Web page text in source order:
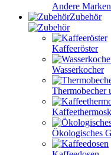
Andere
Zubehör
Kaffeeröster
Wasserkocher
Thermobecher
Ökologisches